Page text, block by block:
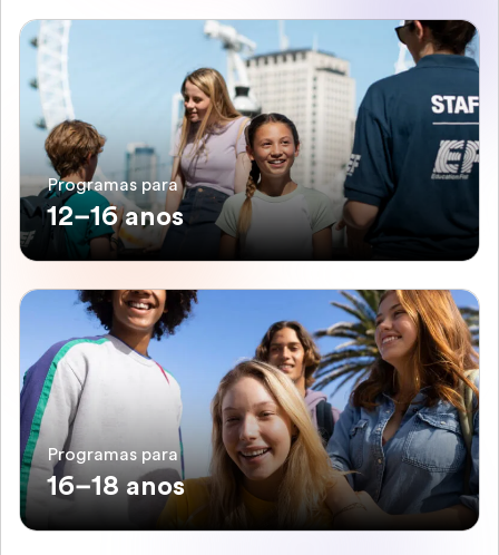
Programas para
12–16 anos
Programas para
16–18 anos